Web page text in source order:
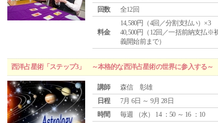
回数
全12回
料金
14,580円（4回／分割支払い）×3
40,500円（12回／一括前納支払※
義開始前まで）
西洋占星術「ステップ3」 ～本格的な西洋占星術の世界に参入する～
講師
森信 彰雄
日程
7月 6日 ～ 9月 28日
時間
毎週 （水） 14 ：50 ～ 16 ：10